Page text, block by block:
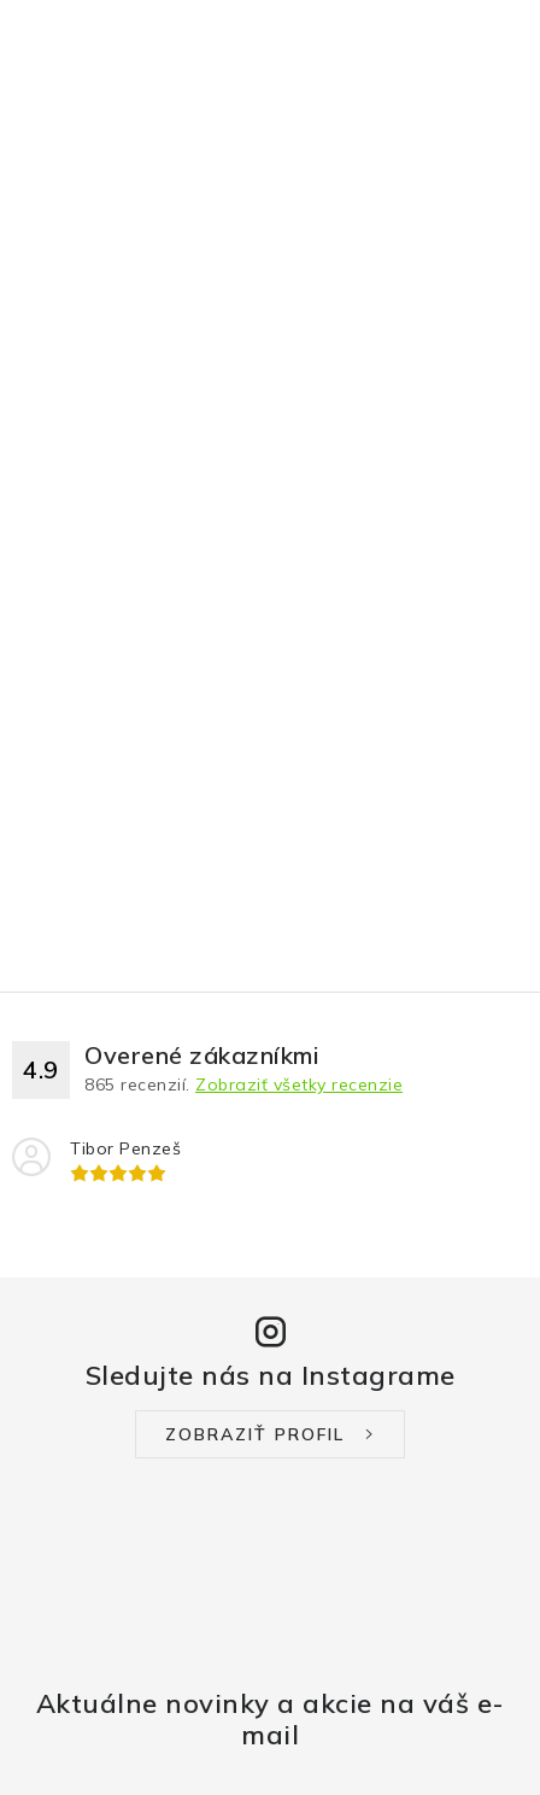
4.9 Overené zákazníkmi
865 recenzií. Zobraziť všetky recenzie
Tibor Penzeš
Sledujte nás na Instagrame
ZOBRAZIŤ PROFIL
Aktuálne novinky a akcie na váš e-
mail